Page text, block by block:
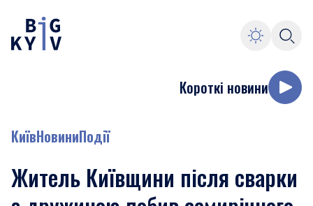
Короткі новини
КиївНовиниПодії
Житель Київщини після сварки